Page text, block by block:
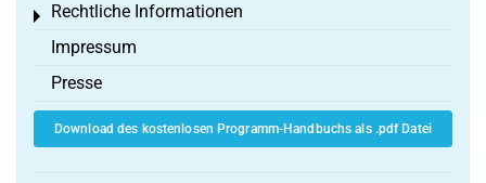
Rechtliche Informationen
Toggle menu
Impressum
Presse
Download des kostenlosen Programm-Handbuchs als .pdf Datei